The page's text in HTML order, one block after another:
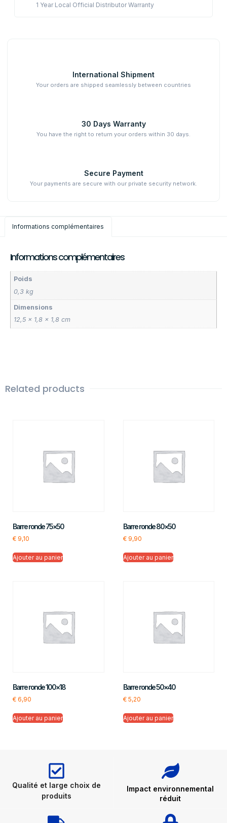
1 Year Local Official Distributor Warranty
International Shipment
Your orders are shipped seamlessly between countries
30 Days Warranty
You have the right to return your orders within 30 days.
Secure Payment
Your payments are secure with our private security network.
Informations complémentaires
Informations complémentaires
Poids
0,3 kg
Dimensions
12,5 × 1,8 × 1,8 cm
Related products
Barre ronde 75×50
€ 9,10
Ajouter au panier
Barre ronde 80×50
€9,90
Ajouter au panier
Barre ronde 100×18
€ 6,90
Ajouter au panier
Barre ronde 50×40
€5,20
Ajouter au panier
Qualité et large choix de
produits
Impact environnemental
réduit